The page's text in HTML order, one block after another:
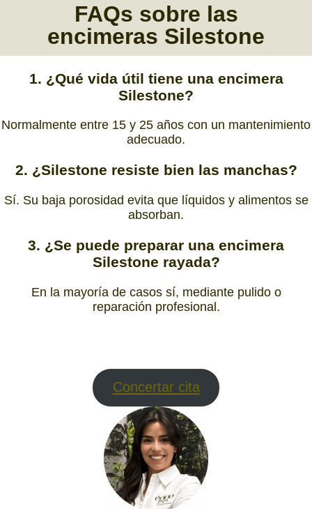
FAQs sobre las
encimeras Silestone
1. ¿Qué vida útil tiene una encimera
Silestone?
Normalmente entre 15 y 25 años con un mantenimiento
adecuado.
2. ¿Silestone resiste bien las manchas?
Sí. Su baja porosidad evita que líquidos y alimentos se
absorban.
3. ¿Se puede preparar una encimera
Silestone rayada?
En la mayoría de casos sí, mediante pulido o
reparación profesional.
Concertar cita